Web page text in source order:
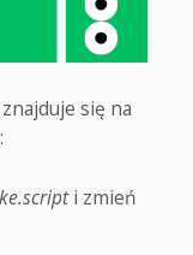
się na
i zmień